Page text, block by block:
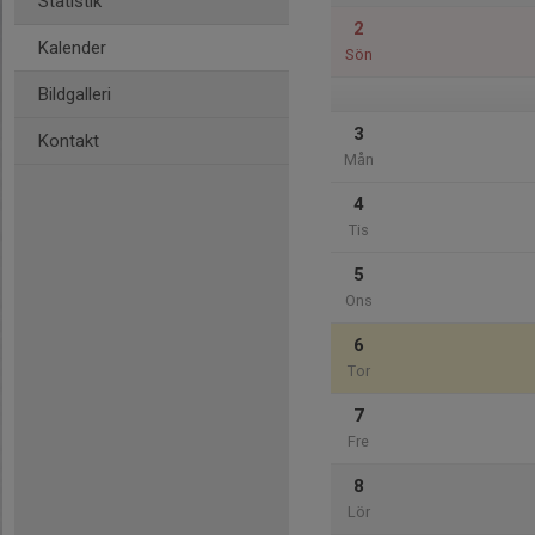
Kalender
Bildgalleri
Kontakt
2
Sön
3
Mån
4
Tis
5
Ons
6
Tor
7
Fre
8
Lör